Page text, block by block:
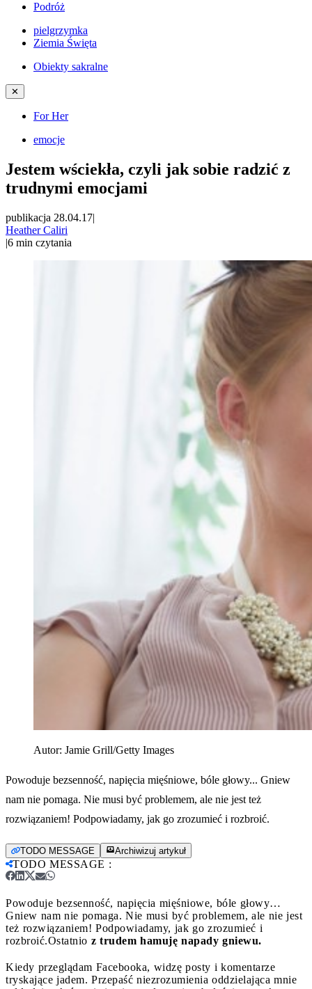
Podróż
pielgrzymka
Ziemia Święta
Obiekty sakralne
✕
For Her
emocje
Jestem wściekła, czyli jak sobie radzić z
trudnymi emocjami
publikacja 28.04.17|
Heather Caliri
|6 min czytania
Autor: Jamie Grill/Getty Images
Powoduje bezsenność, napięcia mięśniowe, bóle głowy... Gniew
nam nie pomaga. Nie musi być problemem, ale nie jest też
rozwiązaniem! Podpowiadamy, jak go zrozumieć i rozbroić.
TODO MESSAGE Archiwizuj artykuł
TODO MESSAGE :
Powoduje bezsenność, napięcia mięśniowe, bóle głowy…
Gniew nam nie pomaga. Nie musi być problemem, ale nie jest
też rozwiązaniem! Podpowiadamy, jak go zrozumieć i
rozbroić.Ostatnio z trudem hamuję napady gniewu.
Kiedy przeglądam Facebooka, widzę posty i komentarze
tryskające jadem. Przepaść niezrozumienia oddzielająca mnie